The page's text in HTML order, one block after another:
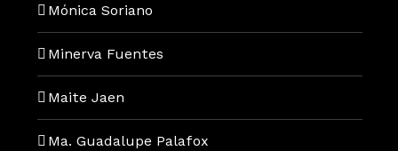
Mónica Soriano
Minerva Fuentes
Maite Jaen
Ma. Guadalupe Palafox